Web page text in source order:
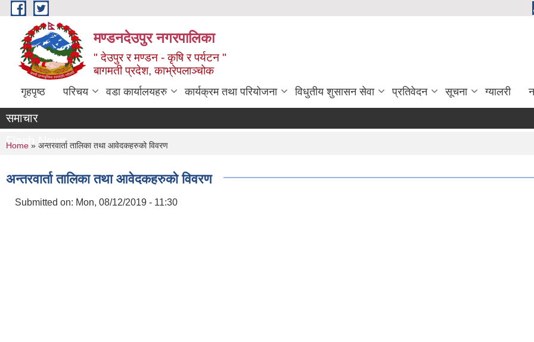
Skip to main content
मण्डनदेउपुर नगरपालिका
" देउपुर र मण्डन - कृषि र पर्यटन "
बागमती प्रदेश, काभ्रेपलाञ्चोक
गृहपृष्ठ परिचय वडा कार्यालयहरु कार्यक्रम तथा परियोजना विधुतीय शुसासन सेवा प्रतिवेदन सूचना ग्यालरी
समाचार
Flash News
You are here
Home » अन्तरवार्ता तालिका तथा आवेदकहरुको विवरण
अन्तरवार्ता तालिका तथा आवेदकहरुको विवरण
Submitted on: Mon, 08/12/2019 - 11:30